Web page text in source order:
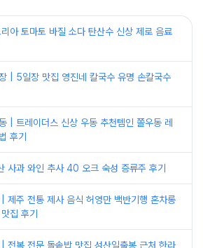
아 토마토 바질 소다 탄산수 신상 제로 음료
| 5일장 맛집 영진네 칼국수 유명 손칼국수
| 트레이더스 신상 우동 추천템인 쫄우동 레
후기
사과 와인 추사 40 오크 숙성 증류주 후기
제주 전통 제사 음식 허영만 백반기행 혼차롱
집 후기
전복 전문 돌솥밥 맛집 성산일출봉 근처 한라